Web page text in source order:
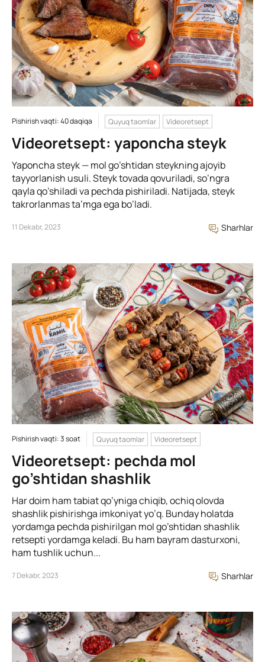
Pishirish vaqti: 40 daqiqa Quyuq taomlar Videoretsept
Videoretsept: yaponcha steyk
Yaponcha steyk — mol go’shtidan steykning ajoyib
tayyorlanish usuli. Steyk tovada qovuriladi, so’ngra
qayla qo’shiladi va pechda pishiriladi. Natijada, steyk
takrorlanmas ta’mga ega bo’ladi.
11 Dekabr, 2023 Sharhlar
Pishirish vaqti: 3 soat Quyuq taomlar Videoretsept
Videoretsept: pechda mol
go’shtidan shashlik
Har doim ham tabiat qo’yniga chiqib, ochiq olovda
shashlik pishirishga imkoniyat yo’q. Bunday holatda
yordamga pechda pishirilgan mol go’shtidan shashlik
retsepti yordamga keladi. Bu ham bayram dasturxoni,
ham tushlik uchun...
7 Dekabr, 2023 Sharhlar